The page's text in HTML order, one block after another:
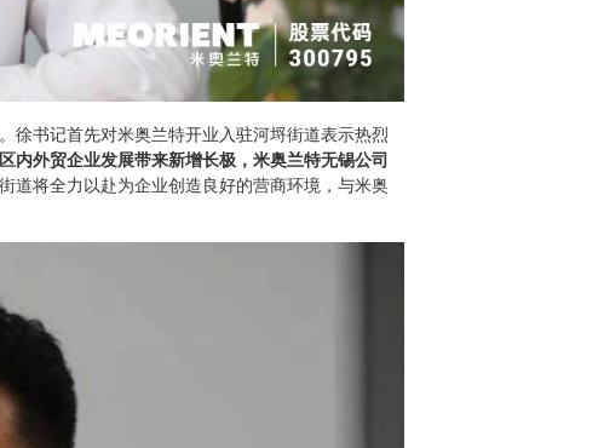
徐书记首先对米奥兰特开业入驻河埒街道表示热烈
内外贸企业发展带来新增长极，米奥兰特无锡公司
道将全力以赴为企业创造良好的营商环境，与米奥